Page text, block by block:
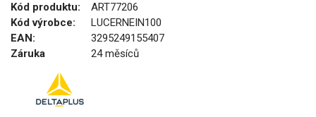
Kód produktu:
ART77206
Kód výrobce:
LUCERNEIN100
EAN:
3295249155407
Záruka
24 měsíců